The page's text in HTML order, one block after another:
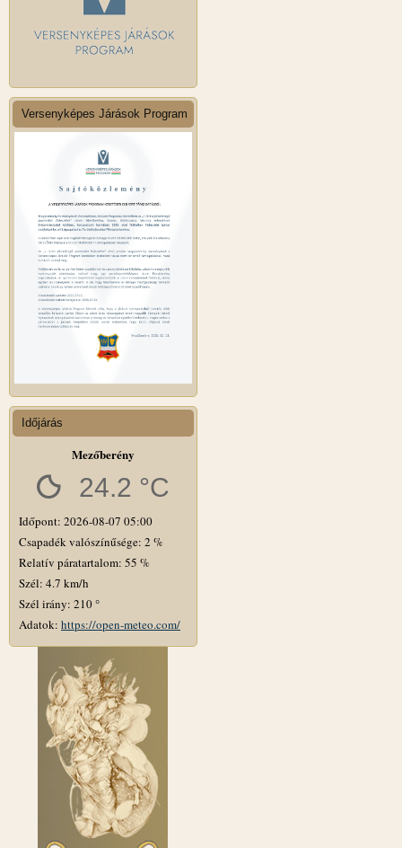
Versenyképes Járások Program
Időjárás
Mezőberény
24.2 °C
Időpont: 2026-08-07 05:00
Csapadék valószínűsége: 2 %
Relatív páratartalom: 55 %
Szél: 4.7 km/h
Szél irány: 210 °
Adatok: https://open-meteo.com/